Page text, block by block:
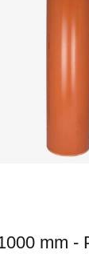
mm -